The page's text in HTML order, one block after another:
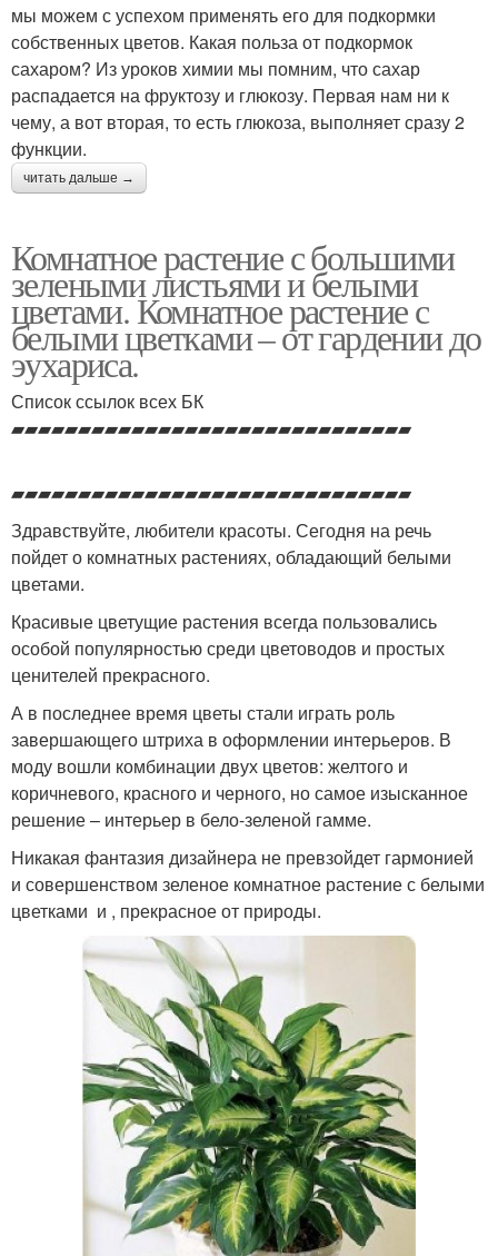
мы можем с успехом применять его для подкормки
собственных цветов. Какая польза от подкормок
сахаром? Из уроков химии мы помним, что сахар
распадается на фруктозу и глюкозу. Первая нам ни к
чему, а вот вторая, то есть глюкоза, выполняет сразу 2
функции.
читать дальше →
Комнатное растение с большими
зелеными листьями и белыми
цветами. Комнатное растение с
белыми цветками – от гардении до
эухариса.
Список ссылок всех БК
▰▰▰▰▰▰▰▰▰▰▰▰▰▰▰▰▰▰▰▰▰▰▰▰▰▰▰▰▰▰
▰▰▰▰▰▰▰▰▰▰▰▰▰▰▰▰▰▰▰▰▰▰▰▰▰▰▰▰▰▰
Здравствуйте, любители красоты. Сегодня на речь
пойдет о комнатных растениях, обладающий белыми
цветами.
Красивые цветущие растения всегда пользовались
особой популярностью среди цветоводов и простых
ценителей прекрасного.
А в последнее время цветы стали играть роль
завершающего штриха в оформлении интерьеров. В
моду вошли комбинации двух цветов: желтого и
коричневого, красного и черного, но самое изысканное
решение – интерьер в бело-зеленой гамме.
Никакая фантазия дизайнера не превзойдет гармонией
и совершенством зеленое комнатное растение с белыми
цветками и , прекрасное от природы.